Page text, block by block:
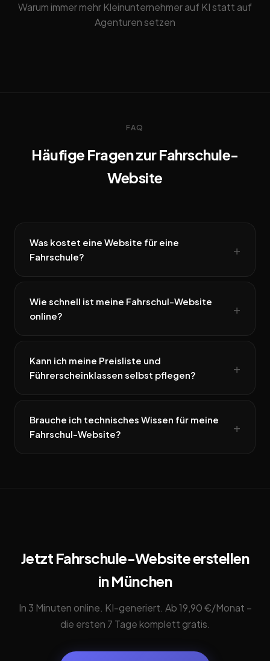
Warum immer mehr Kleinunternehmer auf KI statt auf
Agenturen setzen
FAQ
Häufige Fragen zur Fahrschule-
Website
Was kostet eine Website für eine
Fahrschule?
Wie schnell ist meine Fahrschul-Website
online?
Kann ich meine Preisliste und
Führerscheinklassen selbst pflegen?
Brauche ich technisches Wissen für meine
Fahrschul-Website?
Jetzt Fahrschule-Website erstellen
in München
In 3 Minuten online. KI-generiert. Ab 19,90 €/Monat –
die ersten 7 Tage komplett gratis.